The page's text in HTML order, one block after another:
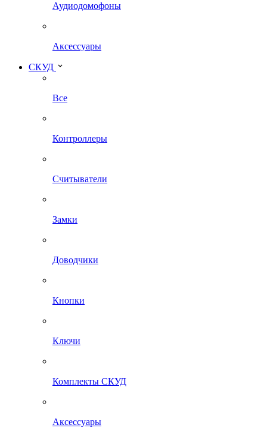
Аудиодомофоны
Аксессуары
СКУД
Все
Контроллеры
Считыватели
Замки
Доводчики
Кнопки
Ключи
Комплекты СКУД
Аксессуары